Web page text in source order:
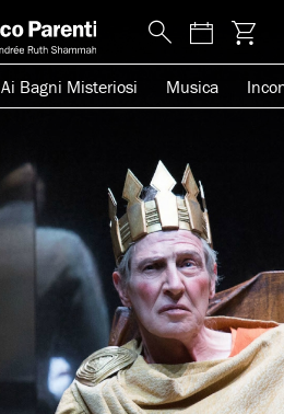
Ai Bagni Misteriosi Musica